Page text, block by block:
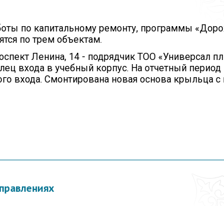
по капитальному ремонту, программы
по трем объектам.
Ленина, 14 - подрядчик ТОО «Универсал
входа в учебный корпус. На отчетный
входа. Смонтирована новая основа крыльца с